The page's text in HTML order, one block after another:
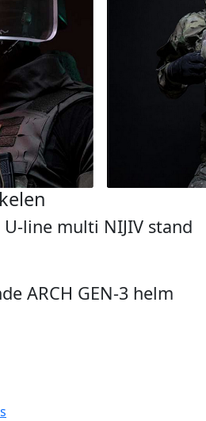
line multi NIJIV stand
ARCH GEN-3 helm